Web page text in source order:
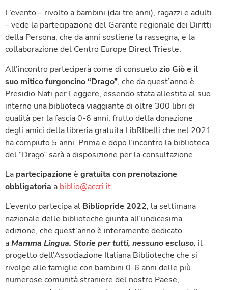
L’evento – rivolto a bambini (dai tre anni), ragazzi e adulti
– vede la partecipazione del Garante regionale dei Diritti
della Persona, che da anni sostiene la rassegna, e la
collaborazione del Centro Europe Direct Trieste.
All’incontro parteciperà come di consueto zio Giòe il
suo mitico furgoncino “Drago”, che da quest’anno è
Presidio Nati per Leggere, essendo stata allestita al suo
interno una biblioteca viaggiante di oltre 300 libri di
qualità per la fascia 0-6 anni, frutto della donazione
degli amici della libreria gratuita LibRIbelli che nel 2021
ha compiuto 5 anni. Prima e dopo l’incontro la biblioteca
del “Drago” sarà a disposizione per la consultazione.
La partecipazione è gratuita con prenotazione
obbligatoria a biblio@accri.it
L’evento partecipa al Bibliopride 2022, la settimana
nazionale delle biblioteche giunta all’undicesima
edizione, che quest’anno è interamente dedicato
aMamma Lingua. Storie per tutti, nessuno escluso, il
progetto dell’Associazione Italiana Biblioteche che si
rivolge alle famiglie con bambini 0-6 anni delle più
numerose comunità straniere del nostro Paese,